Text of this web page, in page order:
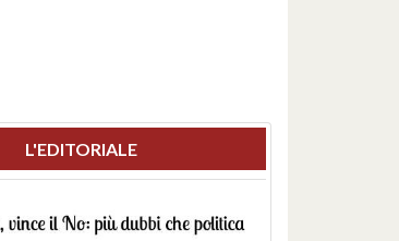
L'EDITORIALE